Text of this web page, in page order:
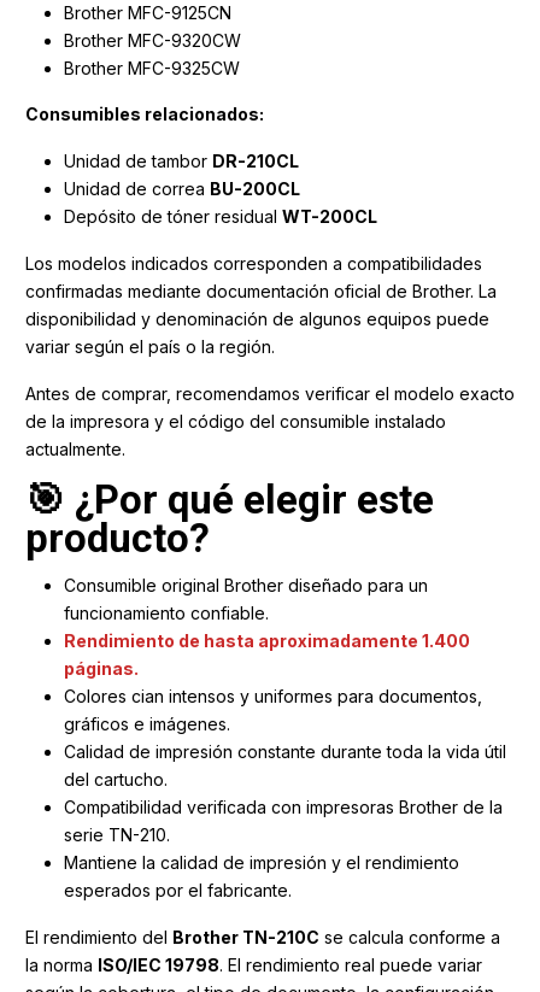
Brother MFC-9125CN
Brother MFC-9320CW
Brother MFC-9325CW
Consumibles relacionados:
Unidad de tambor DR-210CL
Unidad de correa BU-200CL
Depósito de tóner residual WT-200CL
Los modelos indicados corresponden a compatibilidades
confirmadas mediante documentación oficial de Brother. La
disponibilidad y denominación de algunos equipos puede
variar según el país o la región.
Antes de comprar, recomendamos verificar el modelo exacto
de la impresora y el código del consumible instalado
actualmente.
🎯 ¿Por qué elegir este
producto?
Consumible original Brother diseñado para un
funcionamiento confiable.
Rendimiento de hasta aproximadamente 1.400
páginas.
Colores cian intensos y uniformes para documentos,
gráficos e imágenes.
Calidad de impresión constante durante toda la vida útil
del cartucho.
Compatibilidad verificada con impresoras Brother de la
serie TN-210.
Mantiene la calidad de impresión y el rendimiento
esperados por el fabricante.
El rendimiento del Brother TN-210C se calcula conforme a
la norma ISO/IEC 19798. El rendimiento real puede variar